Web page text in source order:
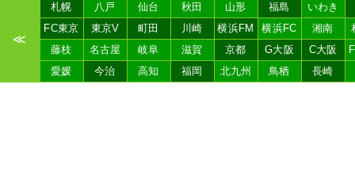
≪
札幌 八戸 仙台 秋田 山形 福島
いわき
FC東京
東京V 町田 川崎 横浜FM 横浜FC 湘南
藤枝
名古屋 岐阜 滋賀 京都 G大阪 C大阪
愛媛
今治 高知 福岡 北九州 鳥栖 長崎